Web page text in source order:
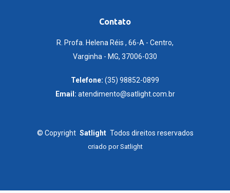
Contato
R. Profa. Helena Réis , 66-A - Centro,
Varginha - MG, 37006-030
Telefone: (35) 98852-0899
Email: atendimento@satlight.com.br
© Copyright Satlight Todos direitos reservados
criado porSatlight